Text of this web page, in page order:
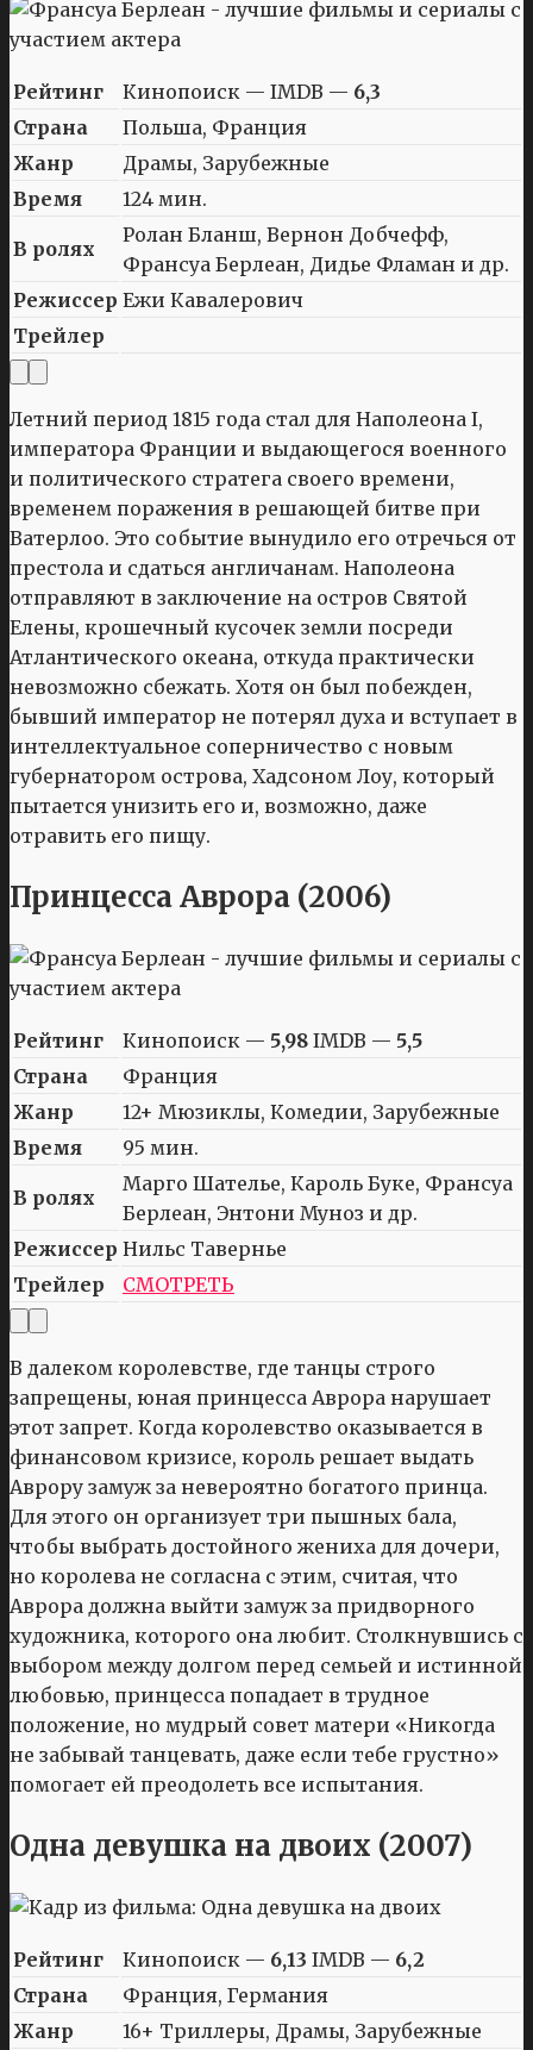
Рейтинг Кинопоиск — IMDB — 6,3
Страна
Польша, Франция
Жанр
Драмы, Зарубежные
Время
124 мин.
В ролях
Ролан Бланш, Вернон Добчефф,
Франсуа Берлеан, Дидье Фламан и др.
Режиссер Ежи Кавалерович
Трейлер
Летний период 1815 года стал для Наполеона I,
императора Франции и выдающегося военного
и политического стратегa своего времени,
временем поражения в решающей битве при
Ватерлоо. Это событие вынудило его отречься от
престола и сдаться англичанам. Наполеона
отправляют в заключение на остров Святой
Елены, крошечный кусочек земли посреди
Атлантического океана, откуда практически
невозможно сбежать. Хотя он был побежден,
бывший император не потерял духа и вступает в
интеллектуальное соперничество с новым
губернатором острова, Хадсоном Лоу, который
пытается унизить его и, возможно, даже
отравить его пищу.
Принцесса Аврора (2006)
Рейтинг Кинопоиск — 5,98 IMDB — 5,5
Страна
Франция
Жанр
12+ Мюзиклы, Комедии, Зарубежные
Время
95 мин.
В ролях
Марго Шателье, Кароль Буке, Франсуа
Берлеан, Энтони Муноз и др.
Режиссер Нильс Тавернье
Трейлер
СМОТРЕТЬ
В далеком королевстве, где танцы строго
запрещены, юная принцесса Аврора нарушает
этот запрет. Когда королевство оказывается в
финансовом кризисе, король решает выдать
Аврору замуж за невероятно богатого принца.
Для этого он организует три пышных бала,
чтобы выбрать достойного жениха для дочери,
но королева не согласна с этим, считая, что
Аврора должна выйти замуж за придворного
художника, которого она любит. Столкнувшись с
выбором между долгом перед семьей и истинной
любовью, принцесса попадает в трудное
положение, но мудрый совет матери «Никогда
не забывай танцевать, даже если тебе грустно»
помогает ей преодолеть все испытания.
Одна девушка на двоих (2007)
Рейтинг Кинопоиск — 6,13 IMDB — 6,2
Страна
Франция, Германия
Жанр
16+ Триллеры, Драмы, Зарубежные